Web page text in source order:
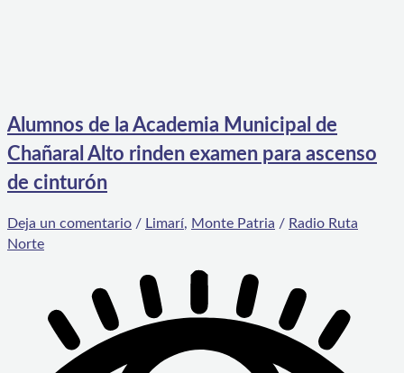
Alumnos de la Academia Municipal de
Chañaral Alto rinden examen para ascenso
de cinturón
Deja un comentario / Limarí, Monte Patria / Radio Ruta
Norte